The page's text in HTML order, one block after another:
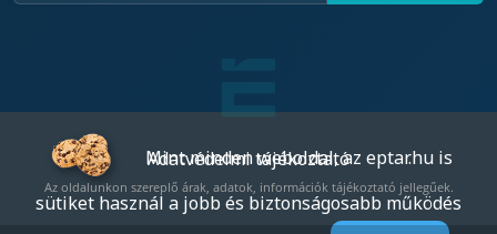
Adatvédelmi tájékoztató
Az oldalunkon szereplő árak, adatok, információk tájékoztató jellegűek.
Mint minden weboldal, az eptar.hu is
sütiket használ a jobb és biztonságosabb működés